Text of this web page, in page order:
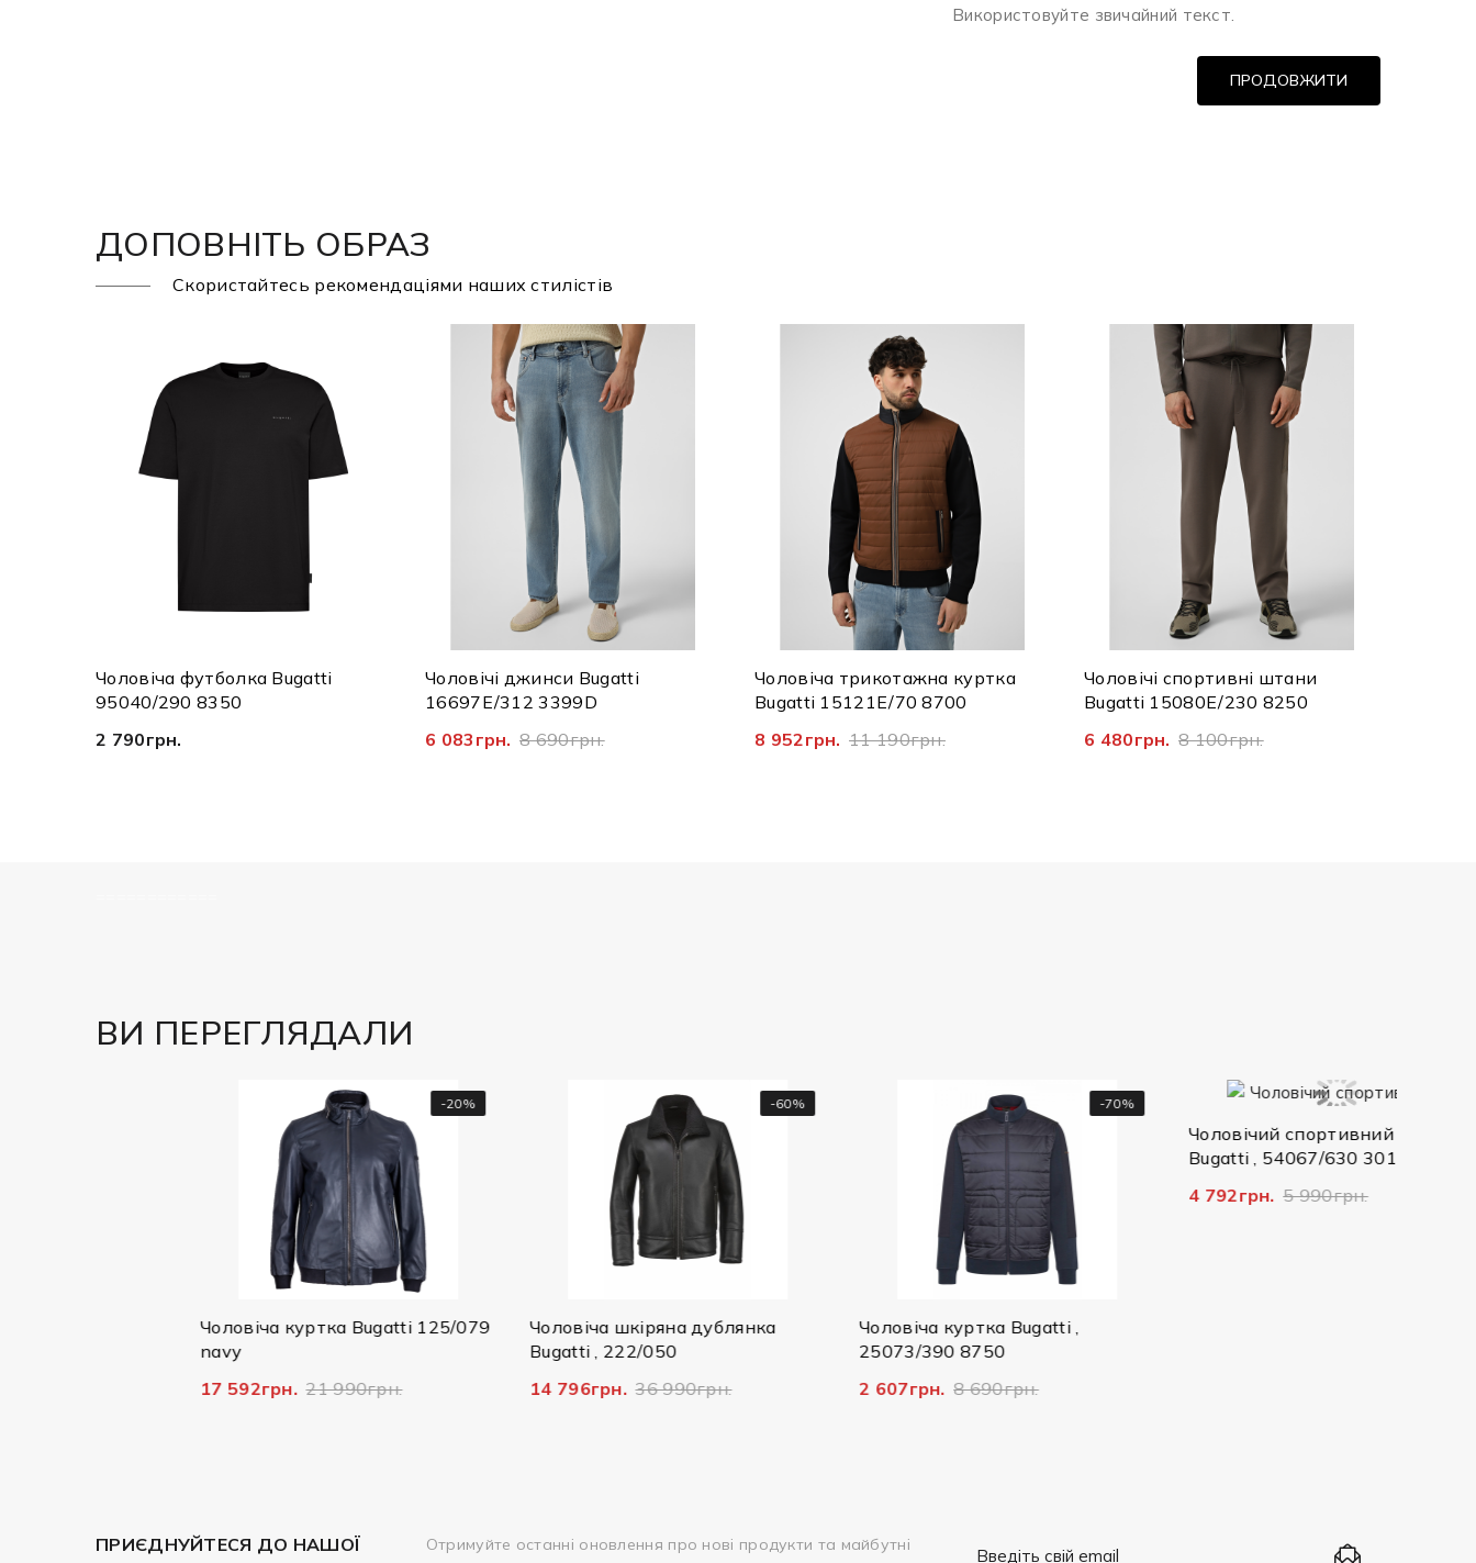
Використовуйте звичайний текст.
ПРОДОВЖИТИ
ДОПОВНІТЬ ОБРАЗ
Скористайтесь рекомендаціями наших стилістів
Чоловіча футболка Bugatti
95040/290 8350
2 790грн.
Чоловічі джинси Bugatti
16697E/312 3399D
6 083грн. 8 690грн.
Чоловіча трикотажна куртка
Bugatti 15121E/70 8700
8 952грн. 11 190грн.
Чоловічі спортивні штани
Bugatti 15080E/230 8250
6 480грн. 8 100грн.
ВИ ПЕРЕГЛЯДАЛИ
-20%
Чоловіча куртка Bugatti 125/079
21 990грн.
-60%
Чоловіча шкіряна дублянка
Bugatti , 222/050
36 990грн.
-70%
Чоловіча куртка Bugatti ,
25073/390 8750
8 690грн.
-20%
Чоловічий спортивний костюм
Bugatti , 54067/630 3016
5 990грн.
ПРИЄДНУЙТЕСЯ ДО НАШОЇ
Отримуйте останні оновлення про нові продукти та майбутні